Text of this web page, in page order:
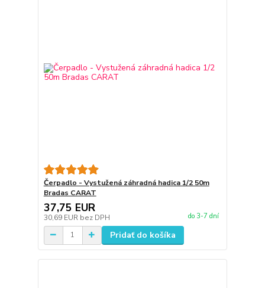
Čerpadlo - Vystužená záhradná hadica 1/2 50m
Bradas CARAT
37,75 EUR
30,69 EUR bez DPH do 3-7 dní
Pridať do košíka